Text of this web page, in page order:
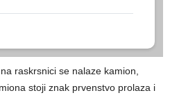
raskrsnici se nalaze kamion,
stoji znak prvenstvo prolaza i